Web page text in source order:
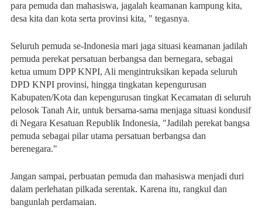
para pemuda dan mahasiswa, jagalah keamanan kampung kita,
desa kita dan kota serta provinsi kita, " tegasnya.
Seluruh pemuda se-Indonesia mari jaga situasi keamanan jadilah
pemuda perekat persatuan berbangsa dan bernegara, sebagai
ketua umum DPP KNPI, Ali mengintruksikan kepada seluruh
DPD KNPI provinsi, hingga tingkatan kepengurusan
Kabupaten/Kota dan kepengurusan tingkat Kecamatan di seluruh
pelosok Tanah Air, untuk bersama-sama menjaga situasi kondusif
di Negara Kesatuan Republik Indonesia, "Jadilah perekat bangsa
pemuda sebagai pilar utama persatuan berbangsa dan
berenegara."
Jangan sampai, perbuatan pemuda dan mahasiswa menjadi duri
dalam perlehatan pilkada serentak. Karena itu, rangkul dan
bangunlah perdamaian.